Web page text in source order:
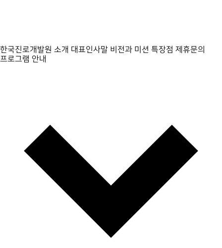
한국진로개발원 소개 대표인사말 비전과 미션 특장점 제휴문의
프로그램 안내